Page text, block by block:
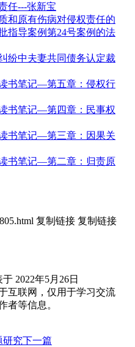
任---张新宝
和原有伤病对侵权责任的
导案例第24号案例的法
纷中夫妻共同债务认定裁
书笔记—第五章：侵权行
书笔记—第四章：民事权
书笔记—第三章：因果关
书笔记—第二章：归责原
复制链接 复制链接
于 2022年5月26日
互联网，仅用于学习交流
者等信息。
研究下一篇